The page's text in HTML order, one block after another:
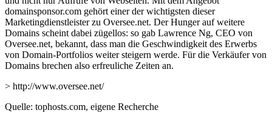
domainsponsor.com gehört einer der wichtigsten dieser
Marketingdienstleister zu Oversee.net. Der Hunger auf weitere
Domains scheint dabei zügellos: so gab Lawrence Ng, CEO von
Oversee.net, bekannt, dass man die Geschwindigkeit des Erwerbs
von Domain-Portfolios weiter steigern werde. Für die Verkäufer von
Domains brechen also erfreuliche Zeiten an.
> http://www.oversee.net/
Quelle: tophosts.com, eigene Recherche